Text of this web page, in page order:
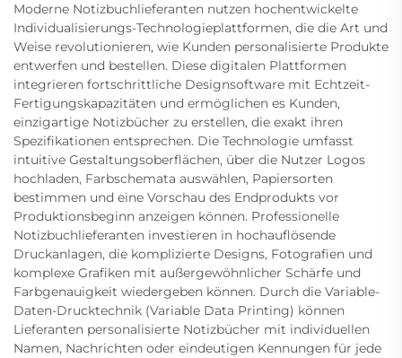
Moderne Notizbuchlieferanten nutzen hochentwickelte
Individualisierungs-Technologieplattformen, die die Art und
Weise revolutionieren, wie Kunden personalisierte Produkte
entwerfen und bestellen. Diese digitalen Plattformen
integrieren fortschrittliche Designsoftware mit Echtzeit-
Fertigungskapazitäten und ermöglichen es Kunden,
einzigartige Notizbücher zu erstellen, die exakt ihren
Spezifikationen entsprechen. Die Technologie umfasst
intuitive Gestaltungsoberflächen, über die Nutzer Logos
hochladen, Farbschemata auswählen, Papiersorten
bestimmen und eine Vorschau des Endprodukts vor
Produktionsbeginn anzeigen können. Professionelle
Notizbuchlieferanten investieren in hochauflösende
Druckanlagen, die komplizierte Designs, Fotografien und
komplexe Grafiken mit außergewöhnlicher Schärfe und
Farbgenauigkeit wiedergeben können. Durch die Variable-
Daten-Drucktechnik (Variable Data Printing) können
Lieferanten personalisierte Notizbücher mit individuellen
Namen, Nachrichten oder eindeutigen Kennungen für jede